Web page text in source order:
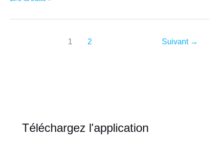
BD,
1 2 Suivant →
Téléchargez l'application